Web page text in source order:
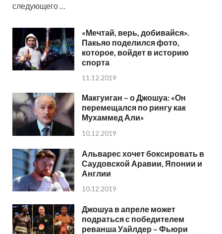
следующего …
«Мечтай, верь, добивайся».
Пакьяо поделился фото,
которое, войдет в историю
спорта
11.12.2019
Макгуиган – о Джошуа: «Он
перемещался по рингу как
Мухаммед Али»
10.12.2019
Альварес хочет боксировать в
Саудовской Аравии, Японии и
Англии
10.12.2019
Джошуа в апреле может
подраться с победителем
реванша Уайлдер – Фьюри